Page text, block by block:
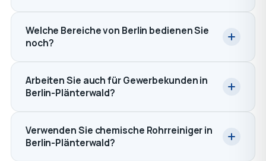
Welche Bereiche von Berlin bedienen Sie
noch?
Arbeiten Sie auch für Gewerbekunden in
Berlin-Plänterwald?
Verwenden Sie chemische Rohrreiniger in
Berlin-Plänterwald?